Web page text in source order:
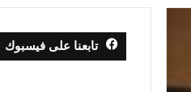
تابعنا على فيسبوك